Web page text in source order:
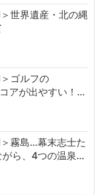
世界遺産・北の縄
ゴルフの
アが出やすい！…
霧島…幕末志士た
がら、4つの温泉…